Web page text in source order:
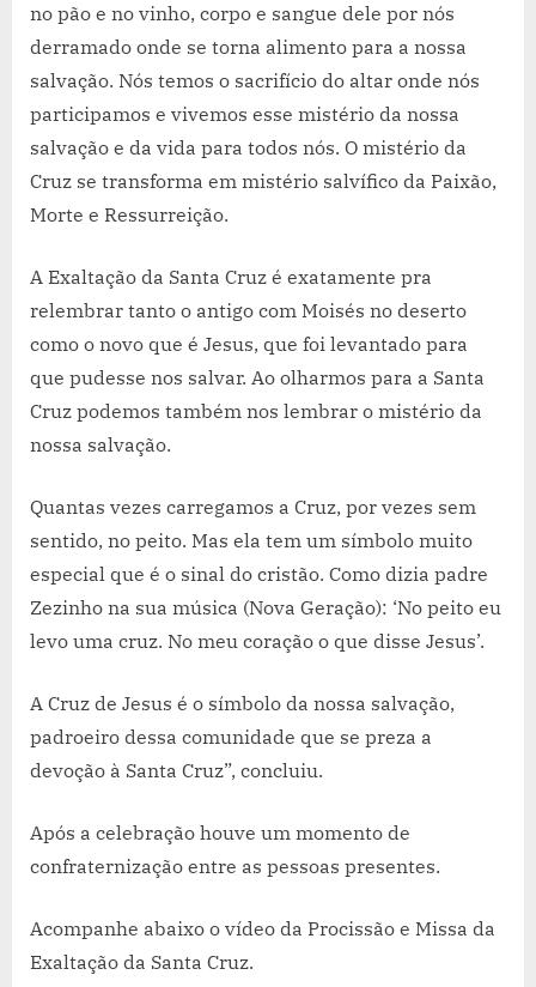
no pão e no vinho, corpo e sangue dele por nós
derramado onde se torna alimento para a nossa
salvação. Nós temos o sacrifício do altar onde nós
participamos e vivemos esse mistério da nossa
salvação e da vida para todos nós. O mistério da
Cruz se transforma em mistério salvífico da Paixão,
Morte e Ressurreição.
A Exaltação da Santa Cruz é exatamente pra
relembrar tanto o antigo com Moisés no deserto
como o novo que é Jesus, que foi levantado para
que pudesse nos salvar. Ao olharmos para a Santa
Cruz podemos também nos lembrar o mistério da
nossa salvação.
Quantas vezes carregamos a Cruz, por vezes sem
sentido, no peito. Mas ela tem um símbolo muito
especial que é o sinal do cristão. Como dizia padre
Zezinho na sua música (Nova Geração): ‘No peito eu
levo uma cruz. No meu coração o que disse Jesus’.
A Cruz de Jesus é o símbolo da nossa salvação,
padroeiro dessa comunidade que se preza a
devoção à Santa Cruz”, concluiu.
Após a celebração houve um momento de
confraternização entre as pessoas presentes.
Acompanhe abaixo o vídeo da Procissão e Missa da
Exaltação da Santa Cruz.